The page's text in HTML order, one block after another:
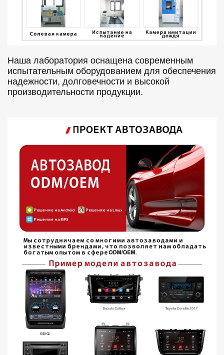
Наша лаборатория оснащена современным
испытательным оборудованием для обеспечения
надежности, долговечности и высокой
производительности продукции.